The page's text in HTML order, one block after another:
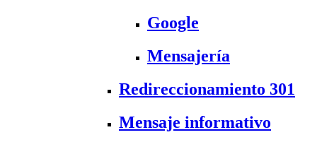
Google
Mensajería
Redireccionamiento 301
Mensaje informativo